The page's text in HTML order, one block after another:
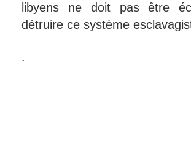
libyens ne doit pas être
détruire ce système
.